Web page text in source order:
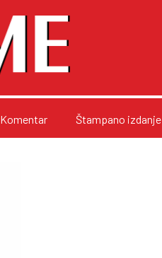
Komentar Štampano izdanje